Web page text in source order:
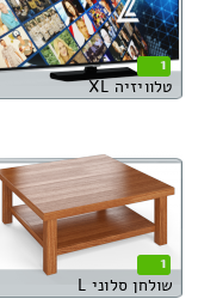
1
טלוויזיה XL
1
שולחן סלוני L